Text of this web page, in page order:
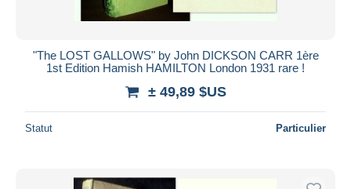
"The LOST GALLOWS" by John DICKSON CARR 1ère
1st Edition Hamish HAMILTON London 1931 rare !
± 49,89 $US
Statut Particulier